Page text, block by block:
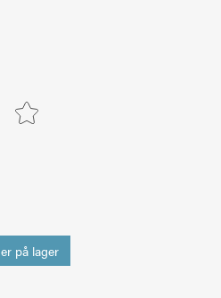
på lager